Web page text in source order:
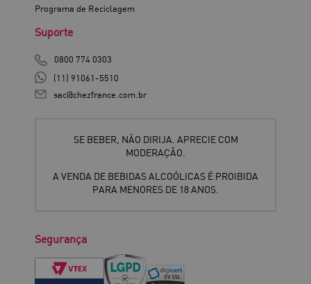
Programa de Reciclagem
Suporte
0800 774 0303
(11) 91061-5510
sac@chezfrance.com.br
SE BEBER, NÃO DIRIJA. APRECIE COM
MODERAÇÃO.
A VENDA DE BEBIDAS ALCOÓLICAS É PROIBIDA
PARA MENORES DE 18 ANOS.
Segurança